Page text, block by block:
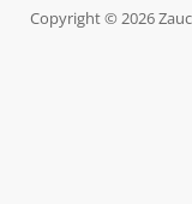
Copyright © 2026